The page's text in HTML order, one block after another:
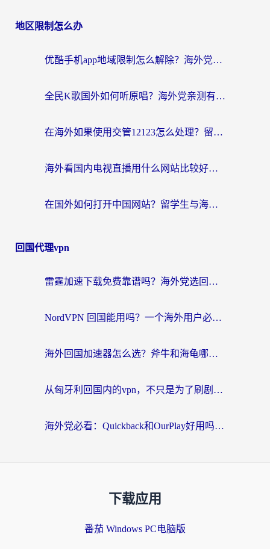
地区限制怎么办
优酷手机app地域限制怎么解除？海外党亲测有效的追剧方案
全民K歌国外如何听原唱？海外党亲测有效的回国加速器选择指南
在海外如果使用交管12123怎么处理？留学生亲测有效的回国加速方案
海外看国内电视直播用什么网站比较好？一篇解决你所有追剧难题的实用指南
在国外如何打开中国网站？留学生与海外华人的无缝访问指南
回国代理vpn
雷霆加速下载免费靠谱吗？海外党选回国加速器的避坑指南（附热门工具对比）
NordVPN 回国能用吗？一个海外用户必须面对的真实困境
海外回国加速器怎么选？斧牛和海龟哪个好？一篇帮你避开坑的实用指南
从匈牙利回国内的vpn，不只是为了刷剧那么简单
海外党必看：Quickback和OurPlay好用吗？3分钟选对回国加速器，无缝刷剧玩游戏
下载应用
番茄 Windows PC电脑版